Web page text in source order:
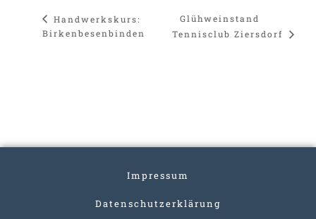
Handwerkskurs:
Birkenbesenbinden
Glühweinstand
Tennisclub Ziersdorf
Impressum
Datenschutzerklärung